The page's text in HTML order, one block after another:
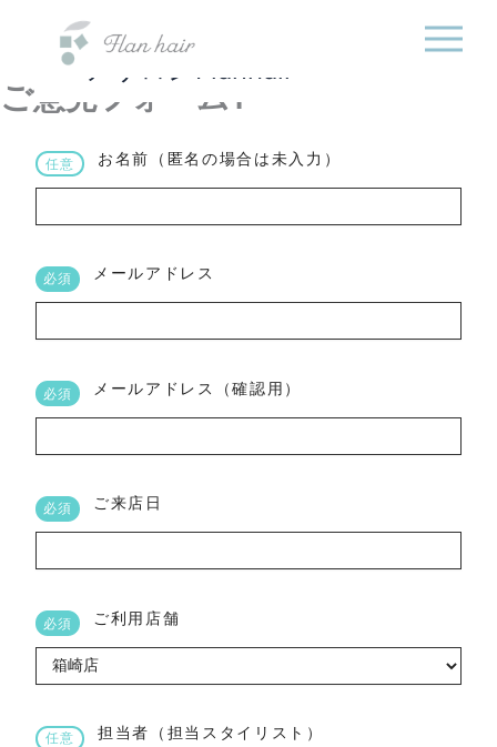
ス
キ
院・半個室オーガニック
ヘアサロンFlanhair
ご意見フォーム1
任意 お名前（匿名の場合は未入力）
必須 メールアドレス
必須 メールアドレス（確認用）
必須 ご来店日
必須 ご利用店舗
任意 担当者（担当スタイリスト）